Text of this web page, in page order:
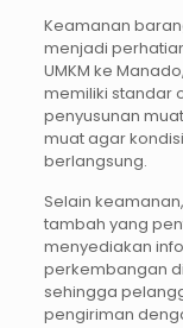
Keamanan
menjadi
UMKM ke
memiliki standar
penyusunan
muat agar
berlangsung.
Selain
tambah yang
menyediakan
perkembangan
sehingga
pengiriman